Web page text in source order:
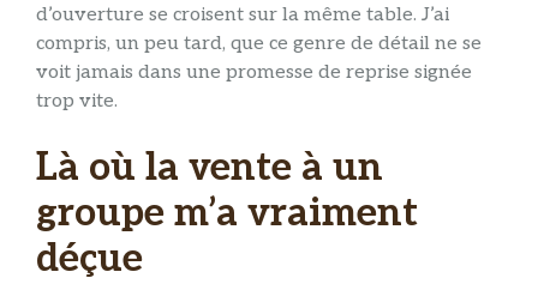
d’ouverture se croisent sur la même table. J’ai
compris, un peu tard, que ce genre de détail ne se
voit jamais dans une promesse de reprise signée
trop vite.
Là où la vente à un
groupe m’a vraiment
déçue